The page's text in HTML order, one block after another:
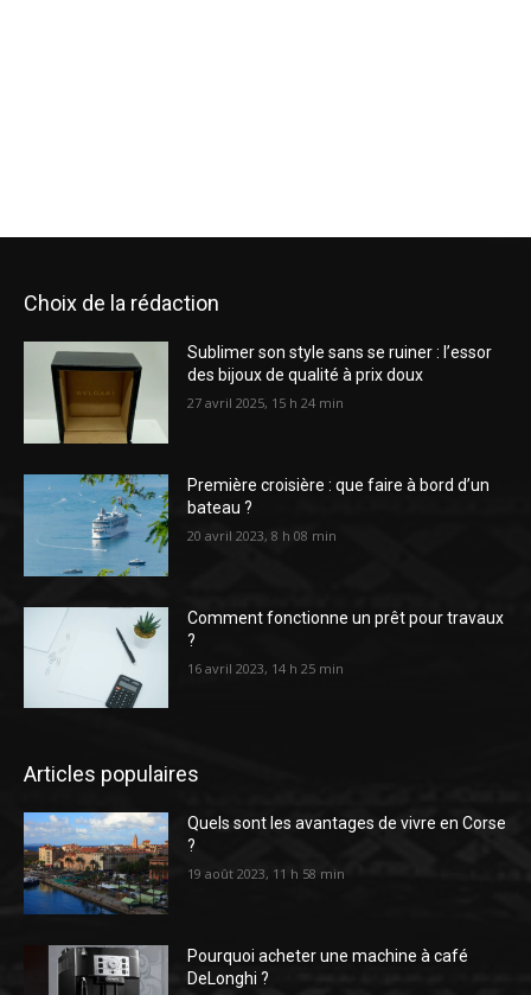
Choix de la rédaction
Sublimer son style sans se ruiner : l’essor
des bijoux de qualité à prix doux
27 avril 2025, 15 h 24 min
Première croisière : que faire à bord d’un
bateau ?
20 avril 2023, 8 h 08 min
Comment fonctionne un prêt pour travaux
?
16 avril 2023, 14 h 25 min
Articles populaires
Quels sont les avantages de vivre en Corse
?
19 août 2023, 11 h 58 min
Pourquoi acheter une machine à café
DeLonghi ?